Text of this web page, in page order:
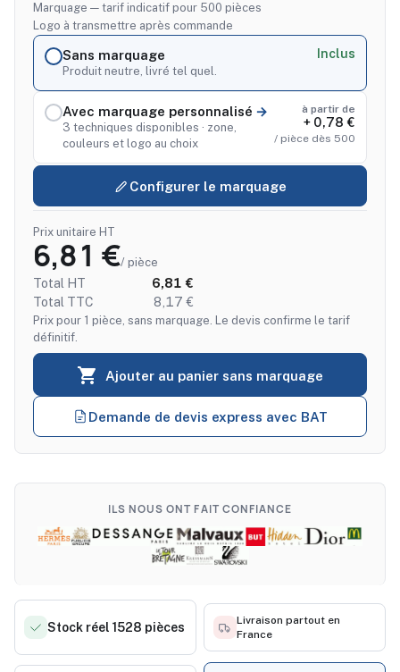
Marquage — tarif indicatif pour 500 pièces
Logo à transmettre après commande
Sans marquage
Produit neutre, livré tel quel.
Inclus
Avec marquage personnalisé
3 techniques disponibles · zone,
couleurs et logo au choix
à partir de
+ 0,78 €
/ pièce dès 500
Configurer le marquage
 Ajouter au panier sans marquage
Prix unitaire HT
6,81 €/ pièce
Total HT
6,81 €
Total TTC
8,17 €
Prix pour 1 pièce, sans marquage. Le devis confirme le tarif
définitif.
Demande de devis express avec BAT
ILS NOUS ONT FAIT CONFIANCE
Stock réel 1528 pièces
Livraison partout en
France